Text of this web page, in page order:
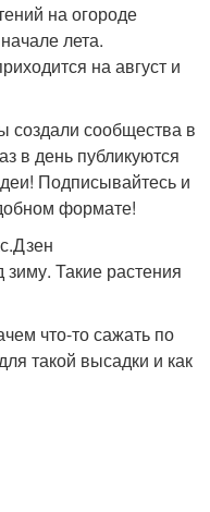
на огороде
лета.
на август и
сообщества в
в день публикуются
Подписывайтесь и
формате!
зиму. Такие растения
что-то сажать по
такой высадки и как